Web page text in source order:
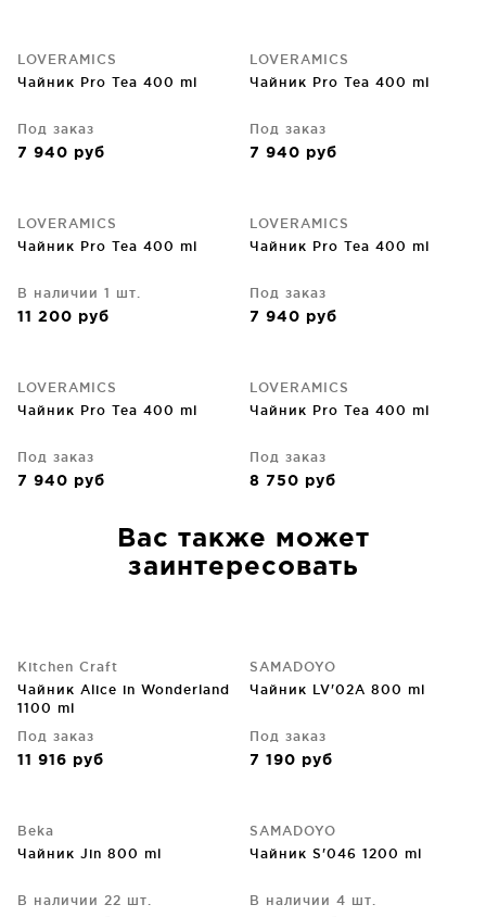
LOVERAMICS
Чайник Pro Tea 400 ml
Под заказ
7 940 руб
LOVERAMICS
Чайник Pro Tea 400 ml
Под заказ
7 940 руб
LOVERAMICS
Чайник Pro Tea 400 ml
В наличии 1 шт.
11 200 руб
LOVERAMICS
Чайник Pro Tea 400 ml
Под заказ
7 940 руб
LOVERAMICS
Чайник Pro Tea 400 ml
Под заказ
7 940 руб
LOVERAMICS
Чайник Pro Tea 400 ml
Под заказ
8 750 руб
Вас также может
заинтересовать
Kitchen Craft
Чайник Alice in Wonderland
1100 ml
Под заказ
11 916 руб
SAMADOYO
Чайник LV'02A 800 ml
Под заказ
7 190 руб
Beka
Чайник Jin 800 ml
В наличии 22 шт.
SAMADOYO
Чайник S'046 1200 ml
В наличии 4 шт.